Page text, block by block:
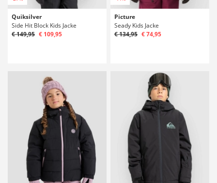
Quiksilver
Side Hit Block Kids Jacke
€ 149,95 € 109,95
Picture
Seady Kids Jacke
€ 134,95 € 74,95